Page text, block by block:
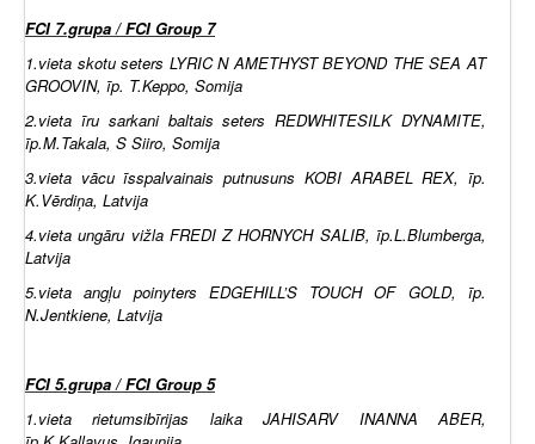
FCI 7.grupa / FCI Group 7
1.vieta skotu seters LYRIC N AMETHYST BEYOND THE SEA AT
GROOVIN, īp. T.Keppo, Somija
2.vieta īru sarkani baltais seters REDWHITESILK DYNAMITE,
īp.M.Takala, S Siiro, Somija
3.vieta vācu īsspalvainais putnusuns KOBI ARABEL REX, īp.
K.Vērdiņa, Latvija
4.vieta ungāru vižla FREDI Z HORNYCH SALIB, īp.L.Blumberga,
Latvija
5.vieta angļu poinyters EDGEHILL’S TOUCH OF GOLD, īp.
N.Jentkiene, Latvija
FCI 5.grupa / FCI Group 5
1.vieta rietumsibīrijas laika JAHISARV INANNA ABER,